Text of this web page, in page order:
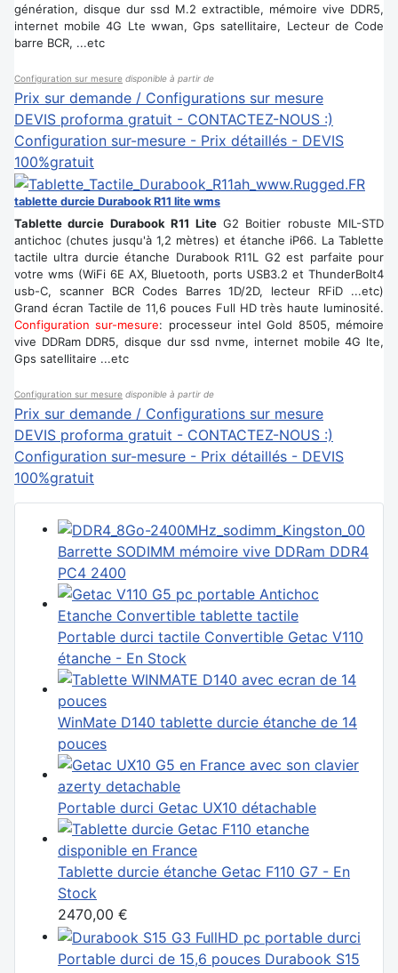
génération, disque dur ssd M.2 extractible, mémoire vive DDR5,
internet mobile 4G Lte wwan, Gps satellitaire, Lecteur de Code
barre BCR, ...etc
Configuration sur mesure disponible à partir de
Prix sur demande / Configurations sur mesure
DEVIS proforma gratuit - CONTACTEZ-NOUS :)
Configuration sur-mesure - Prix détaillés - DEVIS
100%gratuit
tablette durcie Durabook R11 lite wms
Tablette durcie Durabook R11 LiteG2 Boitier robuste MIL-STD
antichoc (chutes jusqu'à 1,2 mètres) et étanche iP66. La Tablette
tactile ultra durcie étanche Durabook R11L G2 est parfaite pour
votre wms (WiFi 6E AX, Bluetooth, ports USB3.2 et ThunderBolt4
usb-C, scanner BCR Codes Barres 1D/2D, lecteur RFiD ...etc)
Grand écran Tactile de 11,6 pouces Full HD très haute luminosité.
Configuration sur-mesure: processeur intel Gold 8505, mémoire
vive DDRam DDR5, disque dur ssd nvme, internet mobile 4G lte,
Gps satellitaire ...etc
Configuration sur mesure disponible à partir de
Prix sur demande / Configurations sur mesure
DEVIS proforma gratuit - CONTACTEZ-NOUS :)
Configuration sur-mesure - Prix détaillés - DEVIS
100%gratuit
Barrette SODIMM mémoire vive DDRam DDR4
PC4 2400
Portable durci tactile Convertible Getac V110
étanche - En Stock
WinMate D140 tablette durcie étanche de 14
pouces
Portable durci Getac UX10 détachable
Tablette durcie étanche Getac F110 G7 - En
Stock
2470,00 €
Portable durci de 15,6 pouces Durabook S15